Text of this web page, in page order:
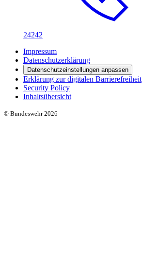
24242
Impressum
Datenschutzerklärung
Datenschutzeinstellungen anpassen
Erklärung zur digitalen Barrierefreiheit
Security Policy
Inhaltsübersicht
© Bundeswehr 2026